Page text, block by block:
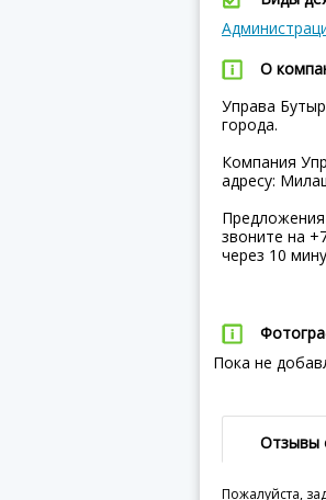
О
Управа
города.
Компания
адресу:
Предложения
звоните на
через 10
Пока не
Отзывы
Пожалуйста,